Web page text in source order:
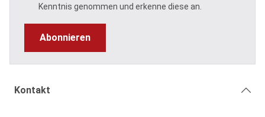
Kenntnis genommen und erkenne diese an.
Abonnieren
Kontakt